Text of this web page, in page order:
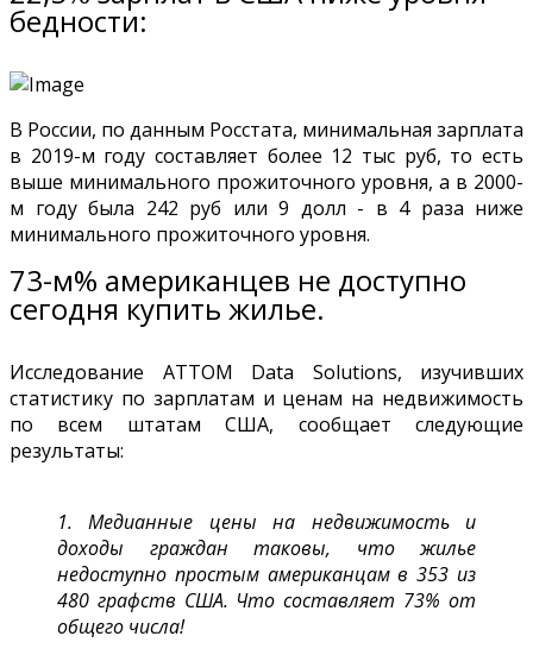
бедности:
В России, по данным Росстата, минимальная зарплата
в 2019-м году составляет более 12 тыс руб, то есть
выше минимального прожиточного уровня, а в 2000-
м году была 242 руб или 9 долл - в 4 раза ниже
минимального прожиточного уровня.
73-м% американцев не доступно
сегодня купить жилье.
Исследование ATTOM Data Solutions, изучивших
статистику по зарплатам и ценам на недвижимость
по всем штатам США, сообщает следующие
результаты:
1. Медианные цены на недвижимость и
доходы граждан таковы, что жилье
недоступно простым американцам в 353 из
480 графств США. Что составляет 73% от
общего числа!